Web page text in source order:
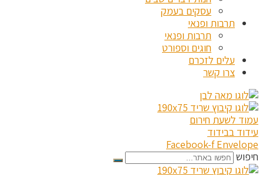
עסקים בעמק
תרבות ופנאי
תרבות ופנאי
חוגים וספורט
עלים לזכרם
צרו קשר
עמוד לשעת חירום
עידוד בבידוד
Facebook-f Envelope
חיפוש